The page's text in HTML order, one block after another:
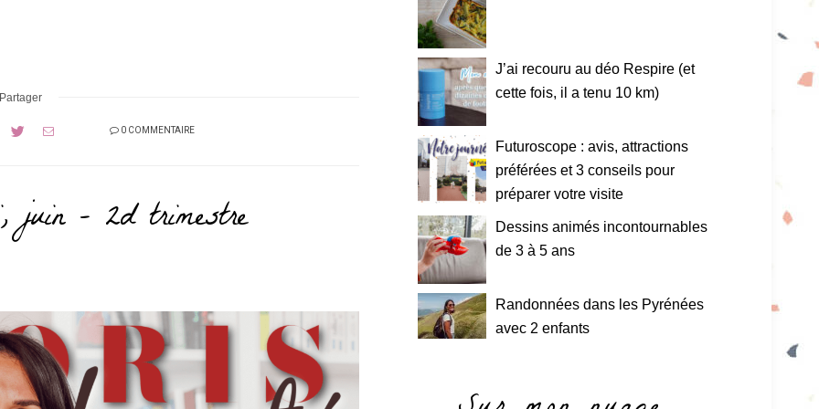
Partager
0 COMMENTAIRE
juin – 2d trimestre
J’ai recouru au déo Respire (et
cette fois, il a tenu 10 km)
Futuroscope : avis, attractions
préférées et 3 conseils pour
préparer votre visite
Dessins animés incontournables
de 3 à 5 ans
Randonnées dans les Pyrénées
avec 2 enfants